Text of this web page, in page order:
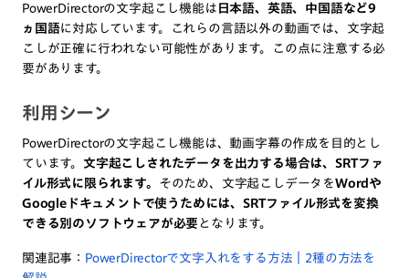
PowerDirectorの文字起こし機能は 日本語、英語、中国語など9
ヵ国語に対応しています。これらの言語以外の動画では、文字起
こしが正確に行われない可能性があります。この点に注意する必
要があります。
利用シーン
PowerDirectorの文字起こし機能は、動画字幕の作成を目的とし
ています。 文字起こしされたデータを出力する場合は、SRTファ
イル形式に限られます。 そのため、文字起こしデータをWordや
Googleドキュメントで使うためには、SRTファイル形式を変換
できる別のソフトウェアが必要 となります。
関連記事： PowerDirectorで文字入れをする方法｜2種の方法を